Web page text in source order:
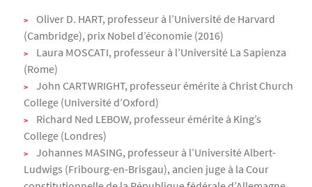
Oliver D. HART, professeur à l’Université de Harvard
(Cambridge), prix Nobel d’économie (2016)
Laura MOSCATI, professeur à l’Université La Sapienza
(Rome)
John CARTWRIGHT, professeur émérite à Christ Church
College (Université d’Oxford)
Richard Ned LEBOW, professeur émérite à King’s
College (Londres)
Johannes MASING, professeur à l’Université Albert-
Ludwigs (Fribourg-en-Brisgau), ancien juge à la Cour